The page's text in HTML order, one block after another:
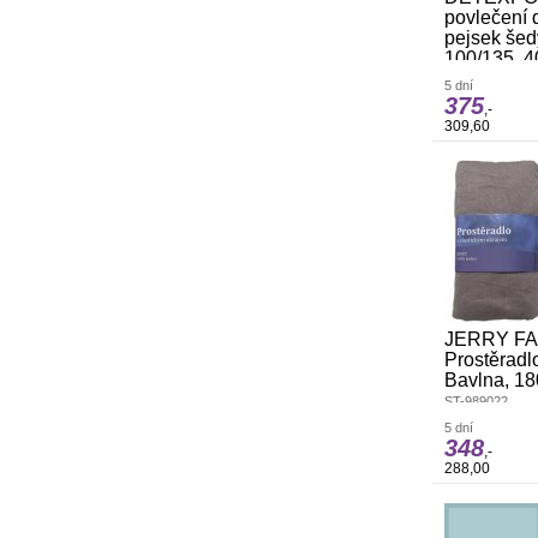
povlečení
pejsek
100/135,
DETEXPOL
postýlky Veselý
40/60Dětské
postýlky je
savost a
schne, funguje
5 dní
375,-
309,60
JERRY
Bavlna,
ST-989022
5 dní
348,-
288,00